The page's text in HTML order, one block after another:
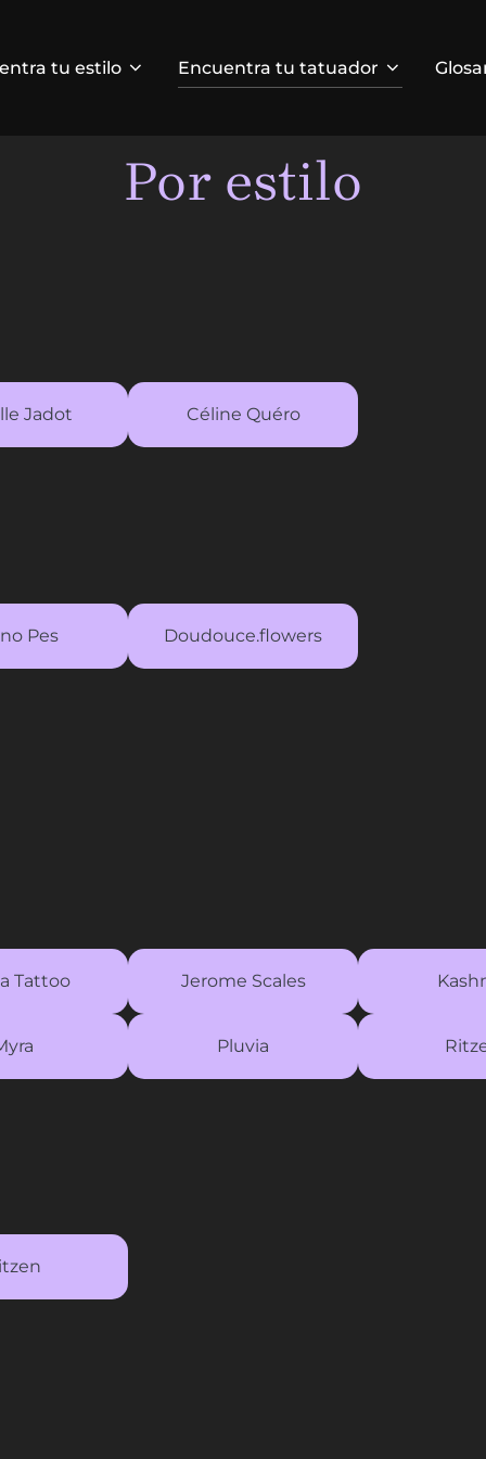
tu estilo Encuentra tu tatuador
Por estilo
Jadot Céline Quéro
Pes Doudouce.flowers
Tattoo Jerome Scales
Pluvia